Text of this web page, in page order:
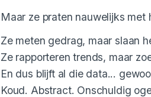
Maar ze praten nauwelijks met
Ze meten gedrag, maar slaan
Ze rapporteren trends, maar
En dus blijft al die data...
Koud. Abstract. Onschuldig